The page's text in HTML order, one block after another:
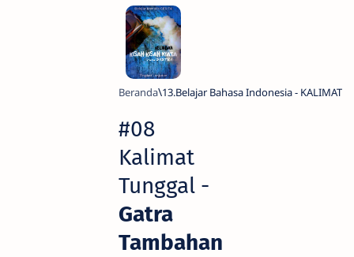
Beranda 13.Belajar Bahasa Indonesia - KALIMAT
#08
Kalimat
Tunggal -
Gatra
Tambahan